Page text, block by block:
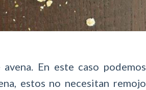
En este caso podemos
estos no necesitan remojo